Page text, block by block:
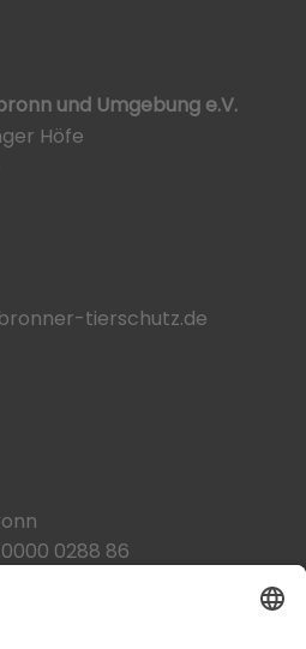
und Umgebung e.V.
Höfe
tierschutz.de
0288 86